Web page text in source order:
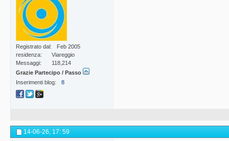
Registrato dal
Feb 2005
residenza
Viareggio
Messaggi
118,214
Grazie Partecipo / Passo
Inserimenti blog
8
14-06-26, 17: 59